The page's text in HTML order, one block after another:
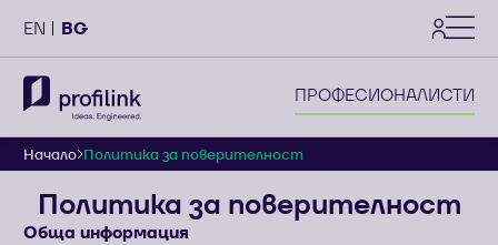
EN BG settings
ПРОФЕСИОНАЛИСТИ
Начало Политика за поверителност
Политика за поверителност
Обща информация